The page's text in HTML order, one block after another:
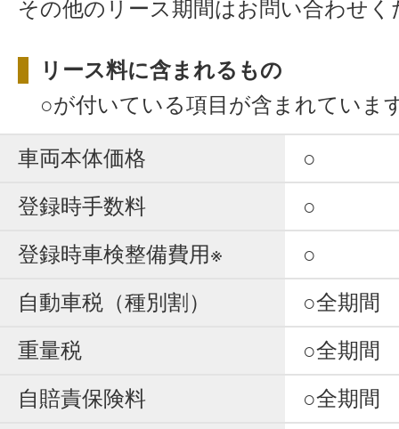
その他のリース期間はお問い合わせく
リース料に含まれるもの
○が付いている項目が含まれていま
車両本体価格
○
登録時手数料
○
登録時車検整備費用※
○
自動車税（種別割）
○全期間
重量税
○全期間
自賠責保険料
○全期間